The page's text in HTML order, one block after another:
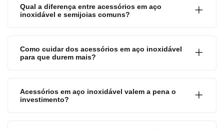
Qual a diferença entre acessórios em aço
inoxidável e semijoias comuns?
Como cuidar dos acessórios em aço inoxidável
para que durem mais?
Acessórios em aço inoxidável valem a pena o
investimento?